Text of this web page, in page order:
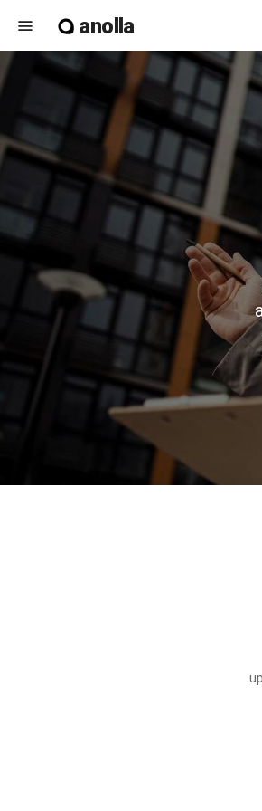
menu anolla